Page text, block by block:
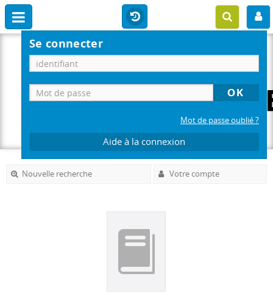
Se connecter
Mot de passe oublié ?
Aide à la connexion
Nouvelle recherche Votre compte